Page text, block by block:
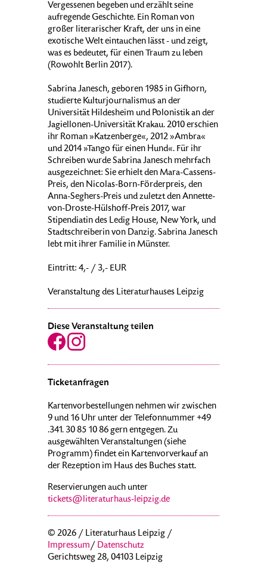
Vergessenen begeben und erzählt seine
aufregende Geschichte. Ein Roman von
großer literarischer Kraft, der uns in eine
exotische Welt eintauchen lässt - und zeigt,
was es bedeutet, für einen Traum zu leben
(Rowohlt Berlin 2017).
Sabrina Janesch, geboren 1985 in Gifhorn,
studierte Kulturjournalismus an der
Universität Hildesheim und Polonistik an der
Jagiellonen-Universität Krakau. 2010 erschien
ihr Roman »Katzenberge«, 2012 »Ambra«
und 2014 »Tango für einen Hund«. Für ihr
Schreiben wurde Sabrina Janesch mehrfach
ausgezeichnet: Sie erhielt den Mara-Cassens-
Preis, den Nicolas-Born-Förderpreis, den
Anna-Seghers-Preis und zuletzt den Annette-
von-Droste-Hülshoff-Preis 2017, war
Stipendiatin des Ledig House, New York, und
Stadtschreiberin von Danzig. Sabrina Janesch
lebt mit ihrer Familie in Münster.
Eintritt: 4,- / 3,- EUR
Veranstaltung des Literaturhauses Leipzig
Diese Veranstaltung teilen
Ticketanfragen
Kartenvorbestellungen nehmen wir zwischen
9 und 16 Uhr unter der Telefonnummer +49
.341. 30 85 10 86 gern entgegen. Zu
ausgewählten Veranstaltungen (siehe
Programm) findet ein Kartenvorverkauf an
der Rezeption im Haus des Buches statt.
Reservierungen auch unter
tickets@literaturhaus-leipzig.de
© 2026 / Literaturhaus Leipzig /
Impressum/ Datenschutz
Gerichtsweg 28, 04103 Leipzig